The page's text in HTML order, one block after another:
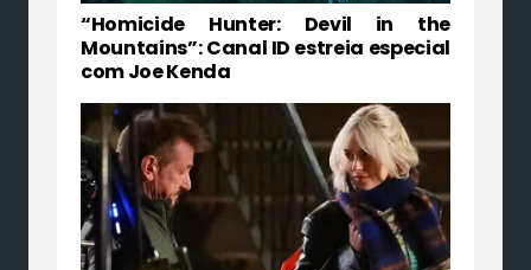
“Homicide Hunter: Devil in the
Mountains”: Canal ID estreia especial
com Joe Kenda